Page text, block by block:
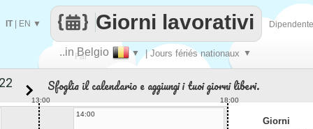
Fai
..in Belgio ▼ | Jours fériés nationaux ▼
Giorni lavorativi
IT| EN ▼
Sfoglia il calendario e aggiungi i tuoi giorni liberi.
13:00
18:00
14:00
Giorni